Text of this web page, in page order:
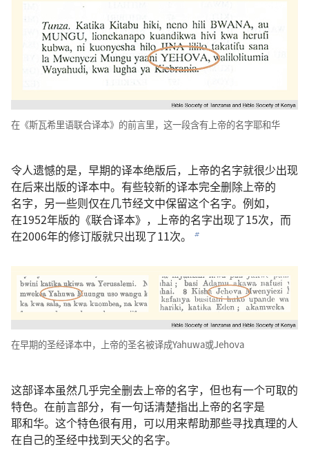
在 《斯瓦希里语联合译本》 的前言里， 这一段含有 上帝的名字耶和华
令人遗憾的是， 早期的译本绝版后， 上帝的名字就很少出现
在后来出版的译本中。 有些较新的译本完全删除上帝的
名字， 另一些则仅在几节经文中保留这个名字。 例如，
在1952年版的 《联合译本》， 上帝的名字出现了15次， 而
在2006年的修订版就只出现了11次。 b
在早期的圣经译本中， 上帝的圣名被译成Yahuwa或Jehova
这部译本虽然几乎完全删去上帝的名字， 但也有一个可取的
特色。 在前言部分， 有一句话清楚指出上帝的名字是
耶和华。 这个特色很有用， 可以用来帮助那些寻找真理的人
在自己的圣经中找到天父的名字。